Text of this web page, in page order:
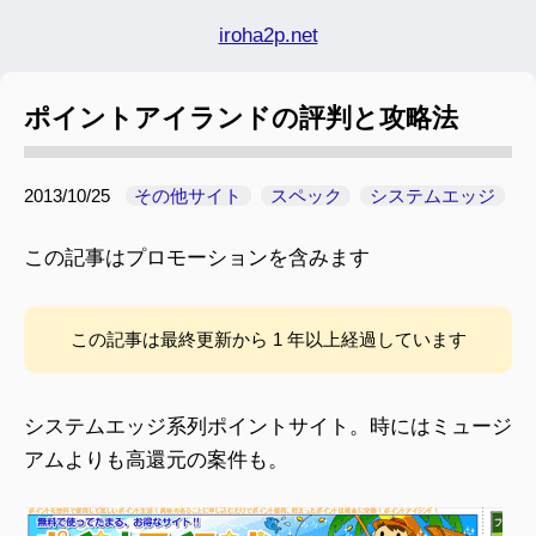
ポイントアイランドの評判と攻略法
2013/10/25 その他サイト スペック システムエッジ
この記事はプロモーションを含みます
この記事は最終更新から 1 年以上経過しています
システムエッジ系列ポイントサイト。時にはミュージ
アムよりも高還元の案件も。
iroha2p.net